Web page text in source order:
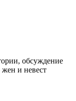
обсуждение
и невест